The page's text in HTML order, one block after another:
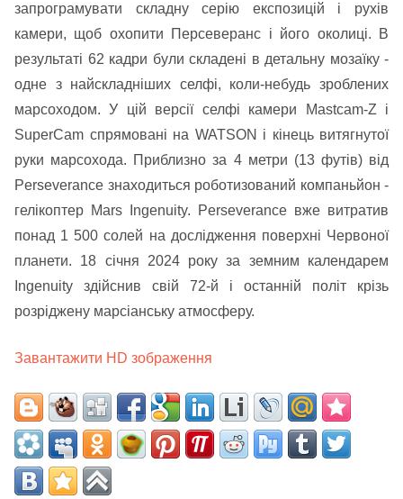
запрограмувати складну серію експозицій і рухів
камери, щоб охопити Персеверанс і його околиці. В
результаті 62 кадри були складені в детальну мозаїку -
одне з найскладніших селфі, коли-небудь зроблених
марсоходом. У цій версії селфі камери Mastcam-Z і
SuperCam спрямовані на WATSON і кінець витягнутої
руки марсохода. Приблизно за 4 метри (13 футів) від
Perseverance знаходиться роботизований компаньйон -
гелікоптер Mars Ingenuity. Perseverance вже витратив
понад 1 500 солей на дослідження поверхні Червоної
планети. 18 січня 2024 року за земним календарем
Ingenuity здійснив свій 72-й і останній політ крізь
розріджену марсіанську атмосферу.
Завантажити HD зображення